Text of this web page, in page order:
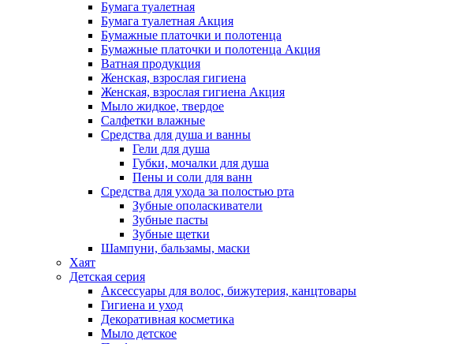
Бумага туалетная
Бумага туалетная Акция
Бумажные платочки и полотенца
Бумажные платочки и полотенца Акция
Ватная продукция
Женская, взрослая гигиена
Женская, взрослая гигиена Акция
Мыло жидкое, твердое
Салфетки влажные
Средства для душа и ванны
Гели для душа
Губки, мочалки для душа
Пены и соли для ванн
Средства для ухода за полостью рта
Зубные ополаскиватели
Зубные пасты
Зубные щетки
Шампуни, бальзамы, маски
Хаят
Детская серия
Аксессуары для волос, бижутерия, канцтовары
Гигиена и уход
Декоративная косметика
Мыло детское